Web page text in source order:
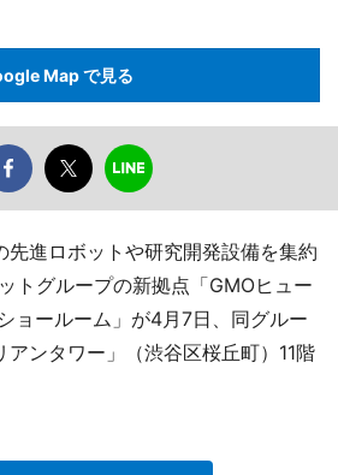
Map で見る
先進ロボットや研究開発設備を集約
トグループの新拠点「GMOヒュー
ョールーム」が4月7日、同グルー
アンタワー」（渋谷区桜丘町）11階